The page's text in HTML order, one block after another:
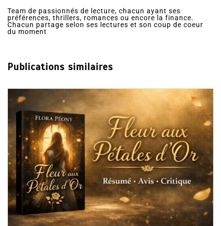
Team de passionnés de lecture, chacun ayant ses
préférences, thrillers, romances ou encore la finance.
Chacun partage selon ses lectures et son coup de coeur
du moment
Publications similaires